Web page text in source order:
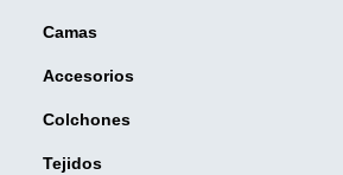
Camas
Accesorios
Colchones
Tejidos